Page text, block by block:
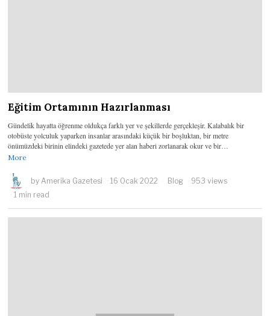
Eğitim Ortamının Hazırlanması
Gündelik hayatta öğrenme oldukça farklı yer ve şekillerde gerçekleşir. Kalabalık bir
otobüste yolculuk yaparken insanlar arasındaki küçük bir boşluktan, bir metre
önümüzdeki birinin elindeki gazetede yer alan haberi zorlanarak okur ve bir…
More
byAmerika Gazetesi 16 Ocak 2022 Blog
953 views
1 min read